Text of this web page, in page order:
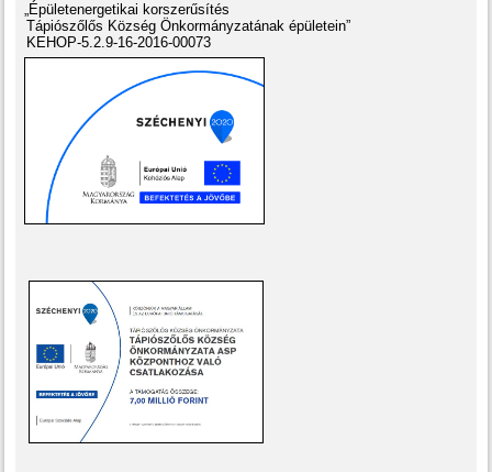
„Épületenergetikai korszerűsítés
Tápiószőlős Község Önkormányzatának épületein”
KEHOP-5.2.9-16-2016-00073